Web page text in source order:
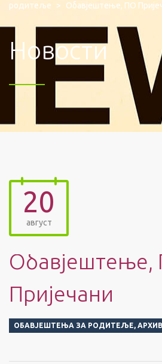
родитеље
> Обавјештење, ПО
Новости
20
август
Обавјештење,
Пријечани
ОБАВЈЕШТЕЊА ЗА РОДИТЕЉЕ,